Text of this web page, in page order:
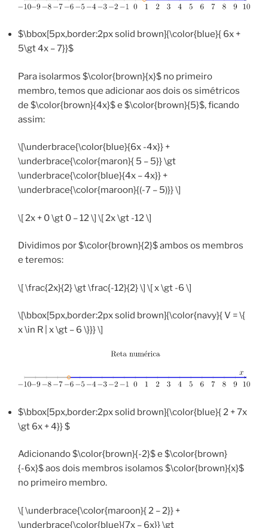
$\bbox[5px,border:2px solid brown]{\color{blue}{ 6x +
5\gt 4x – 7}}$
Para isolarmos $\color{brown}{x}$ no primeiro
membro, temos que adicionar aos dois os simétricos
de $\color{brown}{4x}$ e $\color{brown}{5}$, ficando
assim:
\[\underbrace{\color{blue}{6x -4x}} +
\underbrace{\color{maron}{ 5 – 5}} \gt
\underbrace{\color{blue}{4x – 4x}} +
\underbrace{\color{maroon}{(-7 – 5)}} \]
\[ 2x + 0 \gt 0 – 12 \] \[ 2x \gt -12 \]
Dividimos por $\color{brown}{2}$ ambos os membros
e teremos:
\[ \frac{2x}{2} \gt \frac{-12}{2} \] \[ x \gt -6 \]
\[\bbox[5px,border:2px solid brown]{\color{navy}{ V = \{
x \in R | x \gt – 6 \}}} \]
$\bbox[5px,border:2px solid brown]{\color{blue}{ 2 + 7x
\gt 6x + 4}} $
Adicionando $\color{brown}{-2}$ e $\color{brown}
{-6x}$ aos dois membros isolamos $\color{brown}{x}$
no primeiro membro.
\[ \underbrace{\color{maroon}{ 2 – 2}} +
\underbrace{\color{blue}{7x – 6x}} \gt